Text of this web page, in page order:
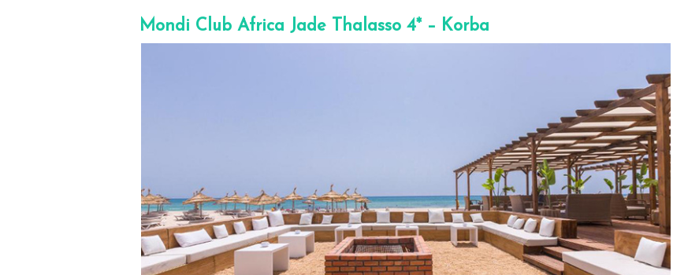
Mondi Club Africa Jade Thalasso 4* – Korba